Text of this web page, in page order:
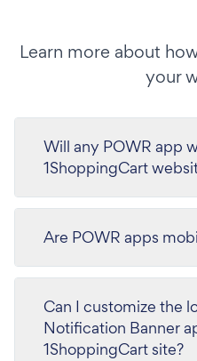
Learn more about
your
Will any POWR app
1ShoppingCart
Are POWR apps
Can I customize the
Notification Banner
1ShoppingCart site?